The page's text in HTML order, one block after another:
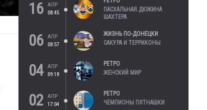
16
АПР
08:45
ПАСХАЛЬНАЯ ДЮЖИНА
ШАХТЕРА
06
АПР
08:57
ЖИЗНЬ ПО-ДОНЕЦКИ
САКУРА И ТЕРРИКОНЫ
04
АПР
09:18
РЕТРО
ЖЕНСКИЙ МИР
02
АПР
17:04
РЕТРО
ЧЕМПИОНЫ ПЯТНАШКИ